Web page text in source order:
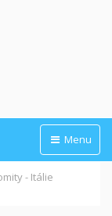
Menu
- Itálie